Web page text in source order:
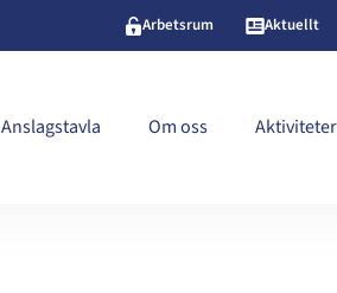
Arbetsrum Aktuellt
Anslagstavla Om oss Aktiviteter